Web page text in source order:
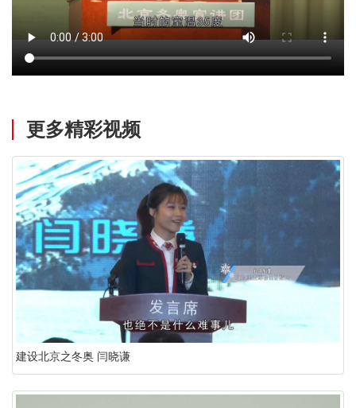
更多精彩视频
建设北京之冬奥 闫晓谦